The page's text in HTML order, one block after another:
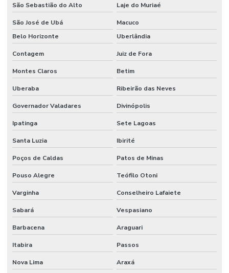
São Sebastião do Alto Laje do Muriaé
São José de Ubá
Macuco
Belo Horizonte
Uberlândia
Contagem Juiz de Fora
Montes Claros Betim
Uberaba Ribeirão das Neves
Governador Valadares Divinópolis
Ipatinga Sete Lagoas
Santa Luzia Ibirité
Poços de Caldas Patos de Minas
Pouso Alegre Teófilo Otoni
Varginha Conselheiro Lafaiete
Sabará Vespasiano
Barbacena Araguari
Itabira Passos
Nova Lima Araxá